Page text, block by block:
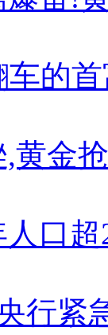
车的
黄金
口超
行紧